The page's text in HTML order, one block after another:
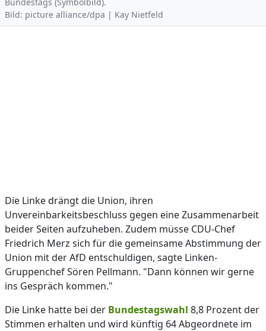
Bild: picture alliance/dpa | Kay Nietfeld
Die Linke drängt die Union, ihren
Unvereinbarkeitsbeschluss gegen eine Zusammenarbeit
beider Seiten aufzuheben. Zudem müsse CDU-Chef
Friedrich Merz sich für die gemeinsame Abstimmung der
Union mit der AfD entschuldigen, sagte Linken-
Gruppenchef Sören Pellmann. "Dann können wir gerne
ins Gespräch kommen."
Die Linke hatte bei der Bundestagswahl 8,8 Prozent der
Stimmen erhalten und wird künftig 64 Abgeordnete im